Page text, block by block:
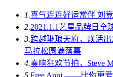
1.喜气连连好运常伴 刘
2.2021.1.1艺星品牌日全
3.跨越琳琅天府，焕活
马拉松圆满落幕
4.奏响狂欢节拍，Steve